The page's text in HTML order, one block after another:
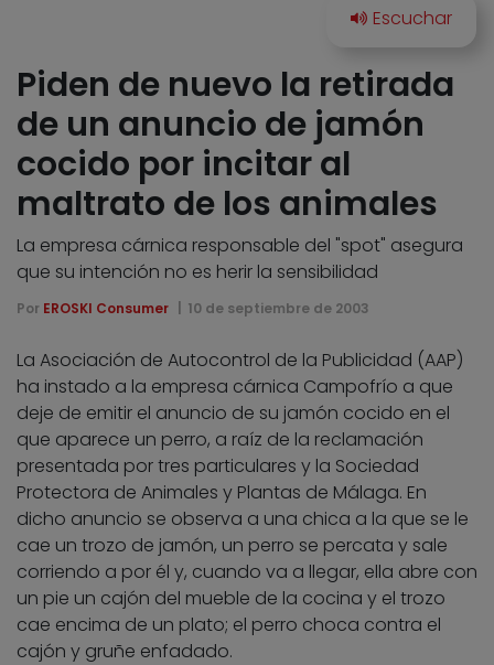
Piden de nuevo la retirada
de un anuncio de jamón
cocido por incitar al
maltrato de los animales
La empresa cárnica responsable del "spot" asegura
que su intención no es herir la sensibilidad
Por EROSKI Consumer 10 de septiembre de 2003
La Asociación de Autocontrol de la Publicidad (AAP)
ha instado a la empresa cárnica Campofrío a que
deje de emitir el anuncio de su jamón cocido en el
que aparece un perro, a raíz de la reclamación
presentada por tres particulares y la Sociedad
Protectora de Animales y Plantas de Málaga. En
dicho anuncio se observa a una chica a la que se le
cae un trozo de jamón, un perro se percata y sale
corriendo a por él y, cuando va a llegar, ella abre con
un pie un cajón del mueble de la cocina y el trozo
cae encima de un plato; el perro choca contra el
cajón y gruñe enfadado.